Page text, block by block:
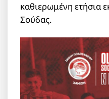
καθιερωμένη ετήσια
Σούδας.